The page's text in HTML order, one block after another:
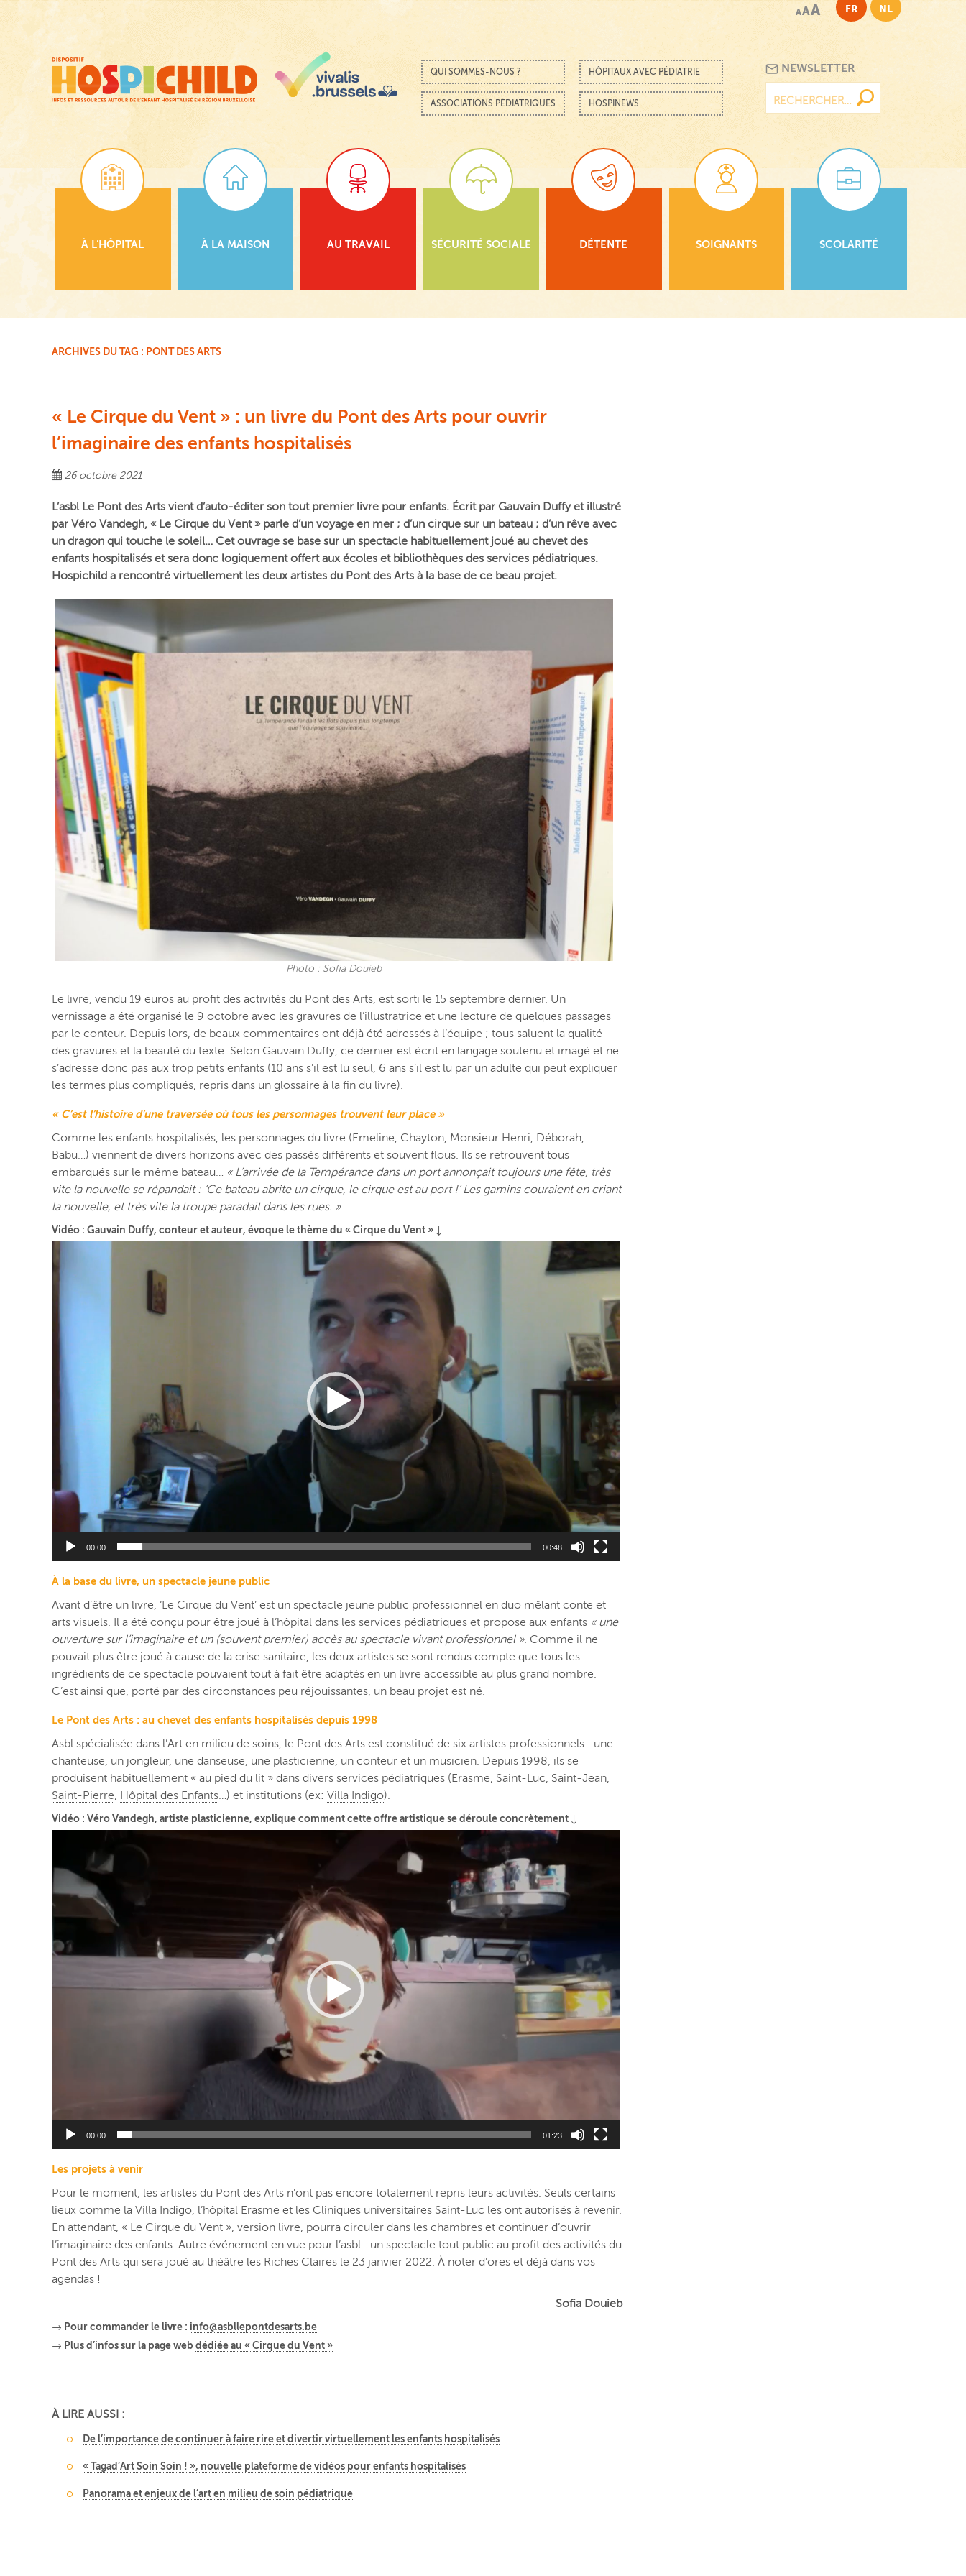
principal
AAA FR NL
Menu
Passer au contenu
QUI SOMMES-NOUS ? HÔPITAUX AVEC PÉDIATRIE
ASSOCIATIONS PÉDIATRIQUES HOSPINEWS
NEWSLETTER
À L’HÔPITAL À LA MAISON AU TRAVAIL SÉCURITÉ SOCIALE DÉTENTE SOIGNANTS SCOLARITÉ
ARCHIVES DU TAG : PONT DES ARTS
« Le Cirque du Vent » : un livre du Pont des Arts pour ouvrir
l’imaginaire des enfants hospitalisés
26 octobre 2021
L’asbl Le Pont des Arts vient d’auto-éditer son tout premier livre pour enfants. Écrit par Gauvain Duffy et illustré
par Véro Vandegh, « Le Cirque du Vent » parle d’un voyage en mer ; d’un cirque sur un bateau ; d’un rêve avec
un dragon qui touche le soleil… Cet ouvrage se base sur un spectacle habituellement joué au chevet des
enfants hospitalisés et sera donc logiquement offert aux écoles et bibliothèques des services pédiatriques.
Hospichild a rencontré virtuellement les deux artistes du Pont des Arts à la base de ce beau projet.
Photo : Sofia Douieb
Le livre, vendu 19 euros au profit des activités du Pont des Arts, est sorti le 15 septembre dernier. Un
vernissage a été organisé le 9 octobre avec les gravures de l’illustratrice et une lecture de quelques passages
par le conteur. Depuis lors, de beaux commentaires ont déjà été adressés à l’équipe ; tous saluent la qualité
des gravures et la beauté du texte. Selon Gauvain Duffy, ce dernier est écrit en langage soutenu et imagé et ne
s’adresse donc pas aux trop petits enfants (10 ans s’il est lu seul, 6 ans s’il est lu par un adulte qui peut expliquer
les termes plus compliqués, repris dans un glossaire à la fin du livre).
« C’est l’histoire d’une traversée où tous les personnages trouvent leur place »
Comme les enfants hospitalisés, les personnages du livre (Emeline, Chayton, Monsieur Henri, Déborah,
Babu…) viennent de divers horizons avec des passés différents et souvent flous. Ils se retrouvent tous
embarqués sur le même bateau… « L’arrivée de la Tempérance dans un port annonçait toujours une fête, très
vite la nouvelle se répandait : ‘Ce bateau abrite un cirque, le cirque est au port !’ Les gamins couraient en criant
la nouvelle, et très vite la troupe paradait dans les rues. »
Vidéo : Gauvain Duffy, conteur et auteur, évoque le thème du « Cirque du Vent » ↓
vidéo
00:00 00:48
À la base du livre, un spectacle jeune public
Avant d’être un livre, ‘Le Cirque du Vent’ est un spectacle jeune public professionnel en duo mêlant conte et
arts visuels. Il a été conçu pour être joué à l’hôpital dans les services pédiatriques et propose aux enfants « une
ouverture sur l’imaginaire et un (souvent premier) accès au spectacle vivant professionnel ». Comme il ne
pouvait plus être joué à cause de la crise sanitaire, les deux artistes se sont rendus compte que tous les
ingrédients de ce spectacle pouvaient tout à fait être adaptés en un livre accessible au plus grand nombre.
C’est ainsi que, porté par des circonstances peu réjouissantes, un beau projet est né.
Le Pont des Arts : au chevet des enfants hospitalisés depuis 1998
Asbl spécialisée dans l’Art en milieu de soins, le Pont des Arts est constitué de six artistes professionnels : une
chanteuse, un jongleur, une danseuse, une plasticienne, un conteur et un musicien. Depuis 1998, ils se
produisent habituellement « au pied du lit » dans divers services pédiatriques (Erasme Saint-Luc Saint-Jean
Saint-Pierre Hôpital des Enfants …) et institutions (ex: Villa Indigo).
Vidéo : Véro Vandegh, artiste plasticienne, explique comment cette offre artistique se déroule concrètement ↓
00:00 01:23
Les projets à venir
Pour le moment, les artistes du Pont des Arts n’ont pas encore totalement repris leurs activités. Seuls certains
lieux comme la Villa Indigo, l’hôpital Erasme et les Cliniques universitaires Saint-Luc les ont autorisés à revenir.
En attendant, « Le Cirque du Vent », version livre, pourra circuler dans les chambres et continuer d’ouvrir
l’imaginaire des enfants. Autre événement en vue pour l’asbl : un spectacle tout public au profit des activités du
Pont des Arts qui sera joué au théâtre les Riches Claires le 23 janvier 2022. À noter d’ores et déjà dans vos
agendas !
Sofia Douieb
→ Pour commander le livre : info@asbllepontdesarts.be
→ Plus d’infos sur la page web dédiée au « Cirque du Vent »
À LIRE AUSSI :
De l’importance de continuer à faire rire et divertir virtuellement les enfants hospitalisés
« Tagad’Art Soin Soin ! », nouvelle plateforme de vidéos pour enfants hospitalisés
Panorama et enjeux de l’art en milieu de soin pédiatrique